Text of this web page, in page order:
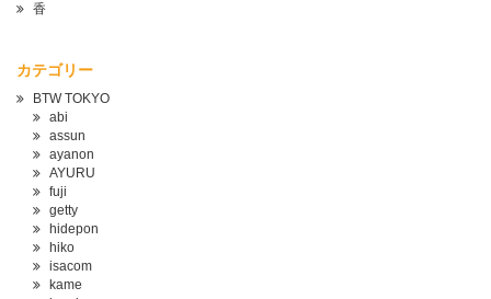
香
カテゴリー
BTW TOKYO
abi
assun
ayanon
AYURU
fuji
getty
hidepon
hiko
isacom
kame